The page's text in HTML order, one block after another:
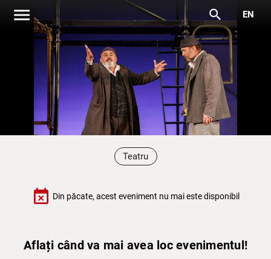
menu search EN
Teatru
event_busy Din păcate, acest eveniment nu mai este disponibil
Aflați când va mai avea loc evenimentul!